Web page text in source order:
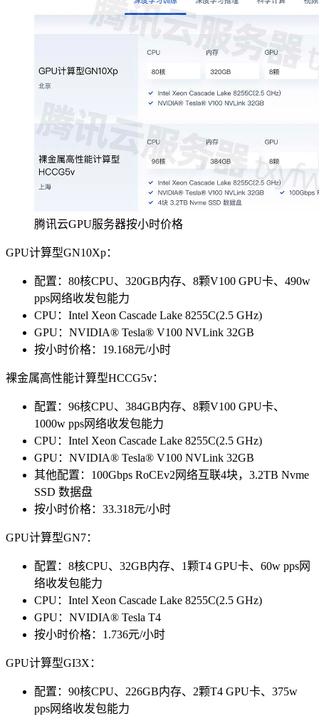
腾讯云GPU服务器按小时价格
GPU计算型GN10Xp：
配置：80核CPU、320GB内存、8颗V100 GPU卡、490w
pps网络收发包能力
CPU：Intel Xeon Cascade Lake 8255C(2.5 GHz)
GPU：NVIDIA® Tesla® V100 NVLink 32GB
按小时价格：19.168元/小时
裸金属高性能计算型HCCG5v：
配置：96核CPU、384GB内存、8颗V100 GPU卡、
1000w pps网络收发包能力
CPU：Intel Xeon Cascade Lake 8255C(2.5 GHz)
GPU：NVIDIA® Tesla® V100 NVLink 32GB
其他配置：100Gbps RoCEv2网络互联4块，3.2TB Nvme
SSD 数据盘
按小时价格：33.318元/小时
GPU计算型GN7：
配置：8核CPU、32GB内存、1颗T4 GPU卡、60w pps网
络收发包能力
CPU：Intel Xeon Cascade Lake 8255C(2.5 GHz)
GPU：NVIDIA® Tesla T4
按小时价格：1.736元/小时
GPU计算型GI3X：
配置：90核CPU、226GB内存、2颗T4 GPU卡、375w
pps网络收发包能力